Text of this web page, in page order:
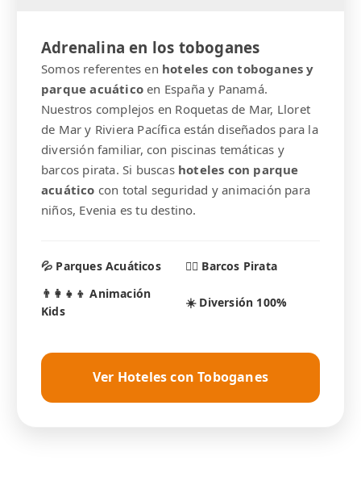
Adrenalina en los toboganes
Somos referentes en hoteles con toboganes y
parque acuático en España y Panamá.
Nuestros complejos en Roquetas de Mar, Lloret
de Mar y Riviera Pacífica están diseñados para la
diversión familiar, con piscinas temáticas y
barcos pirata. Si buscas hoteles con parque
acuático con total seguridad y animación para
niños, Evenia es tu destino.
💦 Parques Acuáticos
🏴‍☠️ Barcos Pirata
👨‍👩‍👧‍👦 Animación
Kids
☀️ Diversión 100%
Ver Hoteles con Toboganes